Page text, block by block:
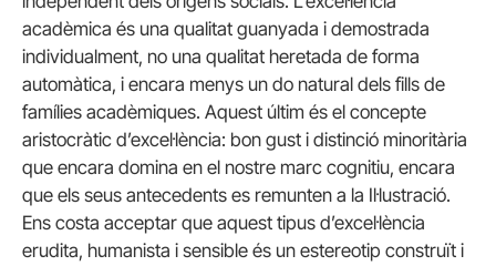
acadèmica és una qualitat guanyada i demostrada
individualment, no una qualitat heretada de forma
automàtica, i encara menys un do natural dels fills de
famílies acadèmiques. Aquest últim és el concepte
aristocràtic d’excel·lència: bon gust i distinció minoritària
que encara domina en el nostre marc cognitiu, encara
que els seus antecedents es remunten a la Il·lustració.
Ens costa acceptar que aquest tipus d’excel·lència
erudita, humanista i sensible és un estereotip construït i